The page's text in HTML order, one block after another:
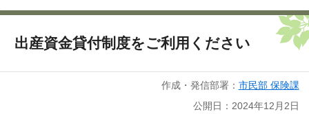
出産資金貸付制度をご利用ください
作成・発信部署： 市民部 保険課
公開日：2024年12月2日